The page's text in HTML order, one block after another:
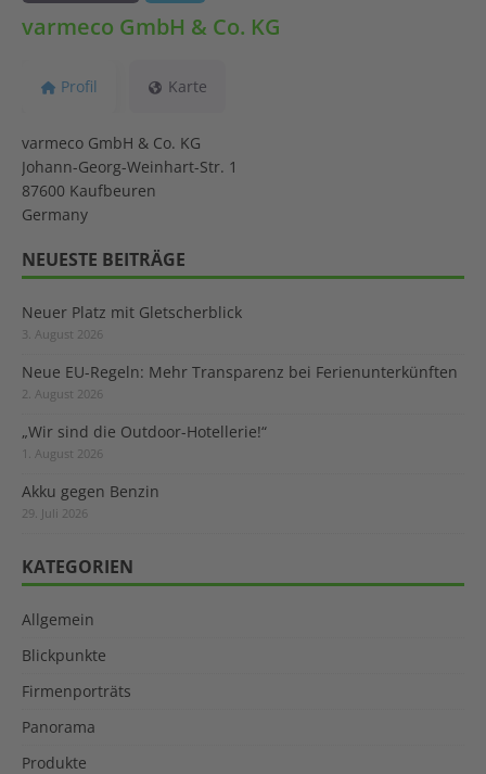
varmeco GmbH & Co. KG
Profil Karte
varmeco GmbH & Co. KG
Johann-Georg-Weinhart-Str. 1
87600 Kaufbeuren
Germany
NEUESTE BEITRÄGE
Neuer Platz mit Gletscherblick
3. August 2026
Neue EU-Regeln: Mehr Transparenz bei Ferienunterkünften
2. August 2026
„Wir sind die Outdoor-Hotellerie!“
1. August 2026
Akku gegen Benzin
29. Juli 2026
KATEGORIEN
Allgemein
Blickpunkte
Firmenporträts
Panorama
Produkte